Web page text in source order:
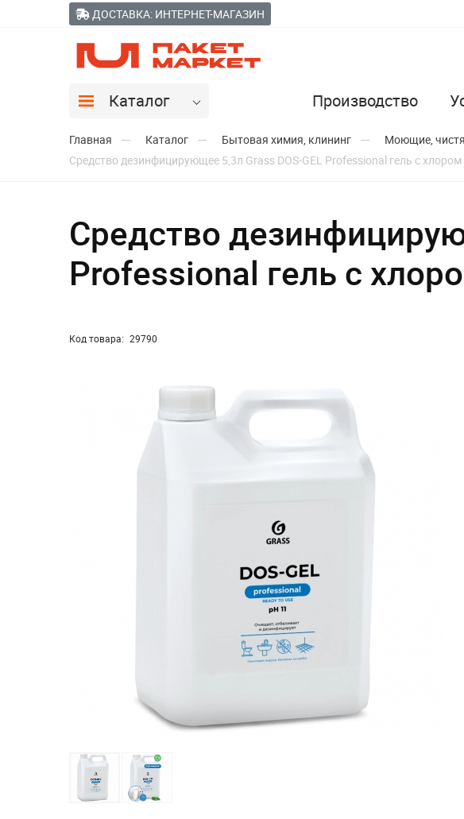
ДОСТАВКА: ИНТЕРНЕТ-МАГАЗИН
Каталог Производство
Главная Каталог Бытовая химия, клининг Моющие,
Средство дезинфицирующее 5,3л Grass DOS-GEL Professional гель с
Средство
Professional гель с
Код товара: 29790